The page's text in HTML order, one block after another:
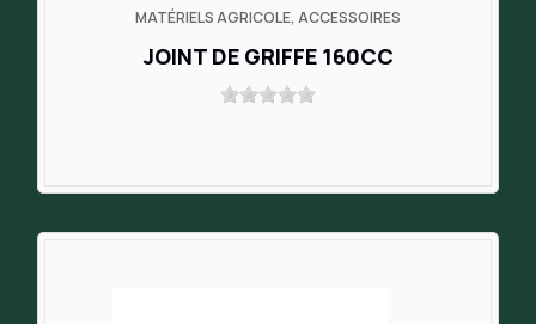
MATÉRIELS AGRICOLE, ACCESSOIRES
JOINT DE GRIFFE 160CC